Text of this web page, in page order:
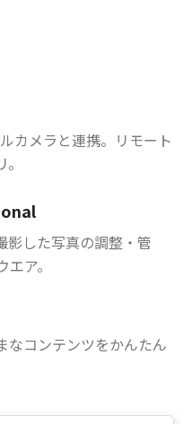
カメラと連携。リモート
影した写真の調整・管
ア。
なコンテンツをかんたん